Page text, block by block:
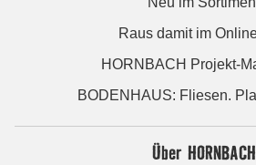
Raus damit im
HORNBACH Projekt-
BODENHAUS: Fliesen.
Über HORNBACH